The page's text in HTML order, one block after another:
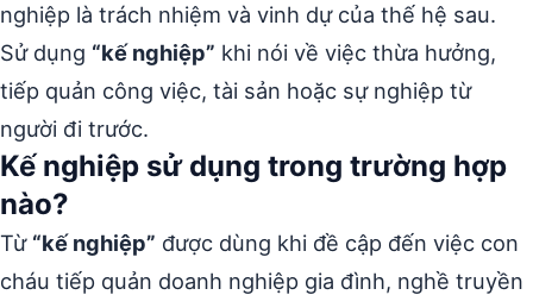
nghiệp là trách nhiệm và vinh dự của thế hệ sau.
Sử dụng “kế nghiệp” khi nói về việc thừa hưởng,
tiếp quản công việc, tài sản hoặc sự nghiệp từ
người đi trước.
Kế nghiệp sử dụng trong trường hợp
nào?
Từ “kế nghiệp” được dùng khi đề cập đến việc con
cháu tiếp quản doanh nghiệp gia đình, nghề truyền